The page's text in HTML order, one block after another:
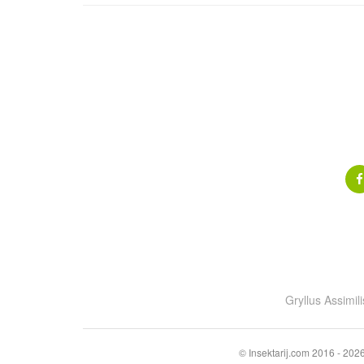
Gryllus
© Insektarij.com 2016 -